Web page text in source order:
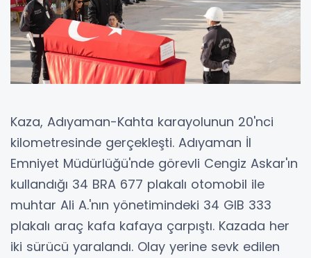
Kaza, Adıyaman-Kahta karayolunun 20'nci
kilometresinde gerçekleşti. Adıyaman İl
Emniyet Müdürlüğü'nde görevli Cengiz Askar'ın
kullandığı 34 BRA 677 plakalı otomobil ile
muhtar Ali A.'nın yönetimindeki 34 GIB 333
plakalı araç kafa kafaya çarpıştı. Kazada her
iki sürücü yaralandı. Olay yerine sevk edilen